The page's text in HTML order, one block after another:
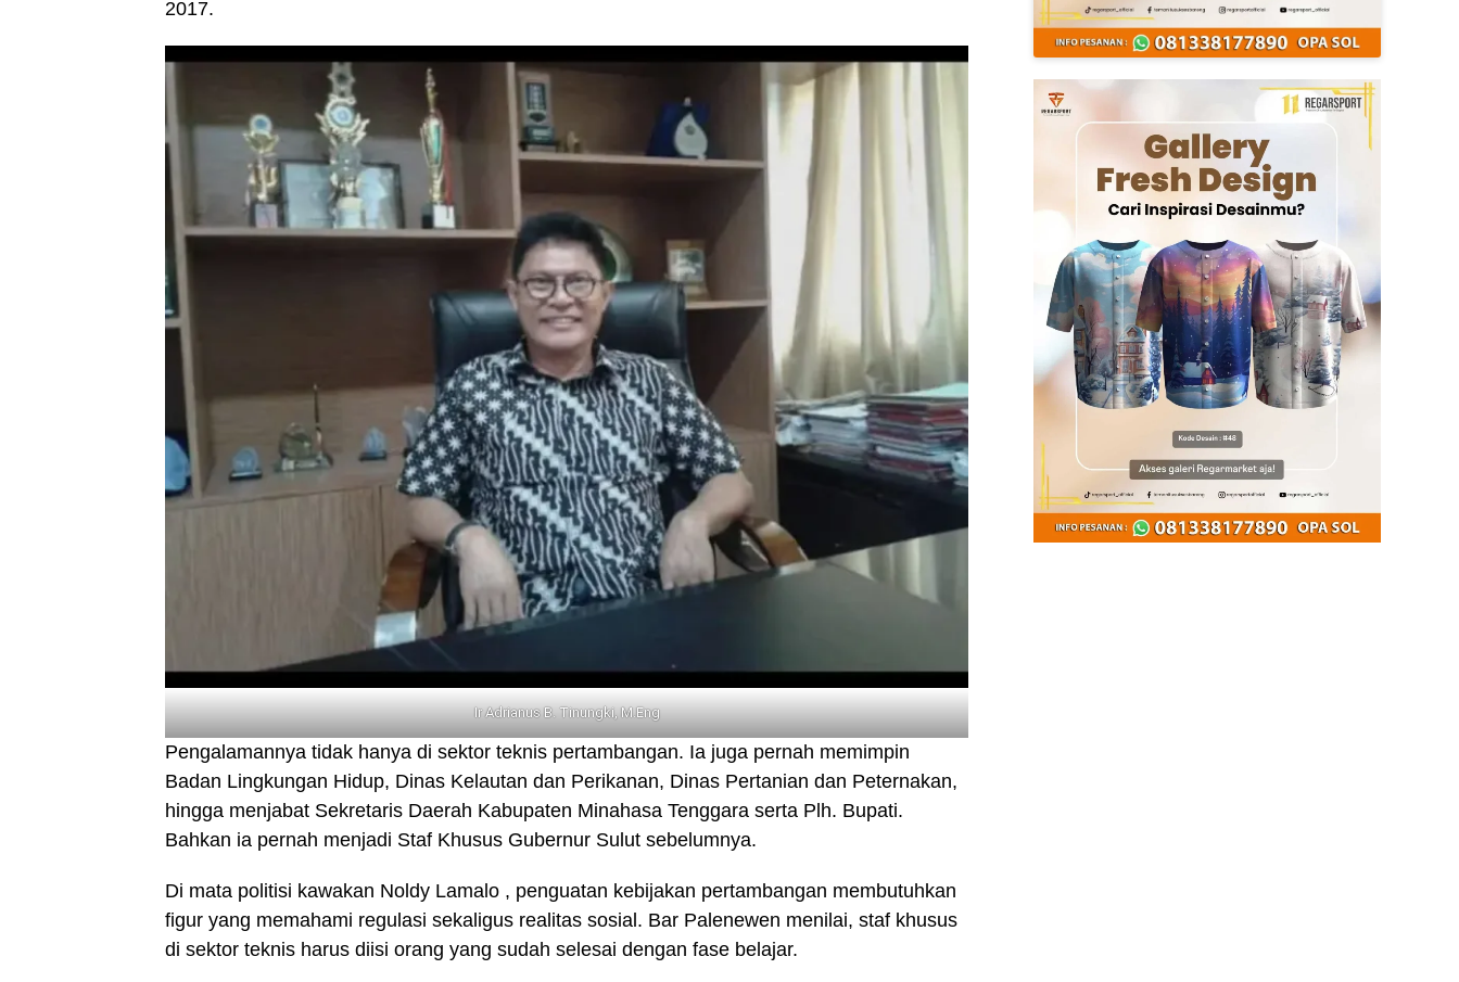
2017.
Ir Adrianus B. Tinungki, M.Eng
Pengalamannya tidak hanya di sektor teknis pertambangan. Ia juga pernah memimpin
Badan Lingkungan Hidup, Dinas Kelautan dan Perikanan, Dinas Pertanian dan Peternakan,
hingga menjabat Sekretaris Daerah Kabupaten Minahasa Tenggara serta Plh. Bupati.
Bahkan ia pernah menjadi Staf Khusus Gubernur Sulut sebelumnya.
Di mata politisi kawakan Noldy Lamalo , penguatan kebijakan pertambangan membutuhkan
figur yang memahami regulasi sekaligus realitas sosial. Bar Palenewen menilai, staf khusus
di sektor teknis harus diisi orang yang sudah selesai dengan fase belajar.